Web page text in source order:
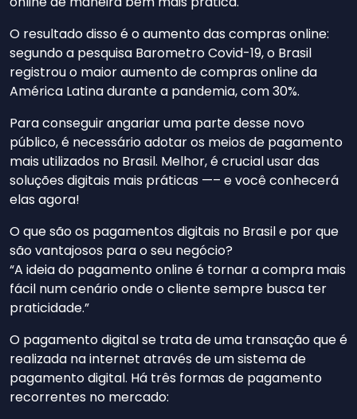
O resultado disso é o aumento das compras online:
segundo a pesquisa Barometro Covid-19, o Brasil
registrou o maior aumento de compras online da
América Latina durante a pandemia, com 30%.
Para conseguir angariar uma parte desse novo
público, é necessário adotar os meios de pagamento
mais utilizados no Brasil. Melhor, é crucial usar das
soluções digitais mais práticas —– e você conhecerá
elas agora!
O que são os pagamentos digitais no Brasil e por que
são vantajosos para o seu negócio?
“A ideia do pagamento online é tornar a compra mais
fácil num cenário onde o cliente sempre busca ter
praticidade.”
O pagamento digital se trata de uma transação que é
realizada na internet através de um sistema de
pagamento digital. Há três formas de pagamento
recorrentes no mercado: